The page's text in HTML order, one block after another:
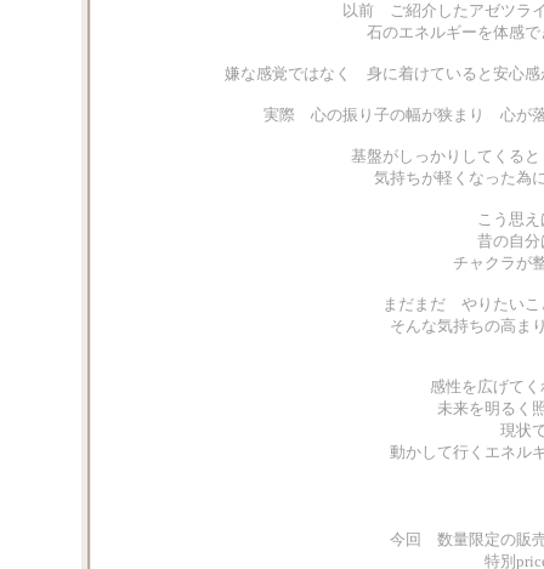
以前 ご紹介したアゼツラ
石のエネルギーを体感
嫌な感覚ではなく 身に着けていると安心
実際 心の振り子の幅が狭まり 心が
基盤がしっかりしてくる
気持ちが軽くなった為
こう思
昔の自
チャクラが
まだまだ やりたい
そんな気持ちの高ま
感性を広げて
未来を明るく
現状
動かして行くエネル
今回 数量限定の販
特別